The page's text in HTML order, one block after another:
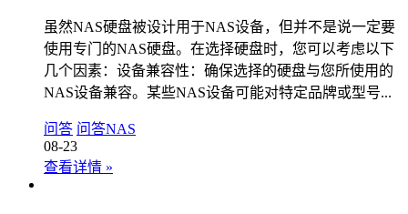
虽然NAS硬盘被设计用于NAS设备，但并不是说一定要
使用专门的NAS硬盘。在选择硬盘时，您可以考虑以下
几个因素：设备兼容性：确保选择的硬盘与您所使用的
NAS设备兼容。某些NAS设备可能对特定品牌或型号...
问答 问答NAS
08-23
查看详情 »